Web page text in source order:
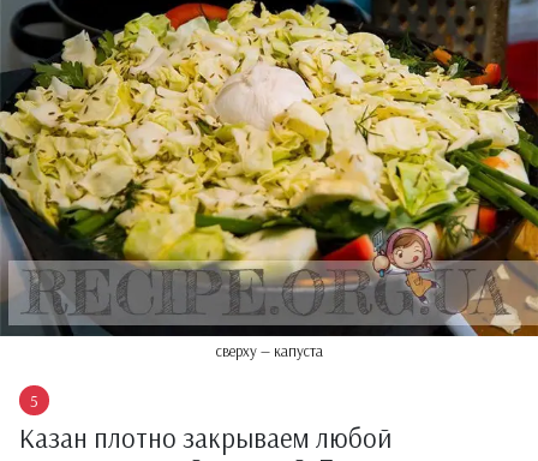
сверху — капуста
Казан плотно закрываем любой